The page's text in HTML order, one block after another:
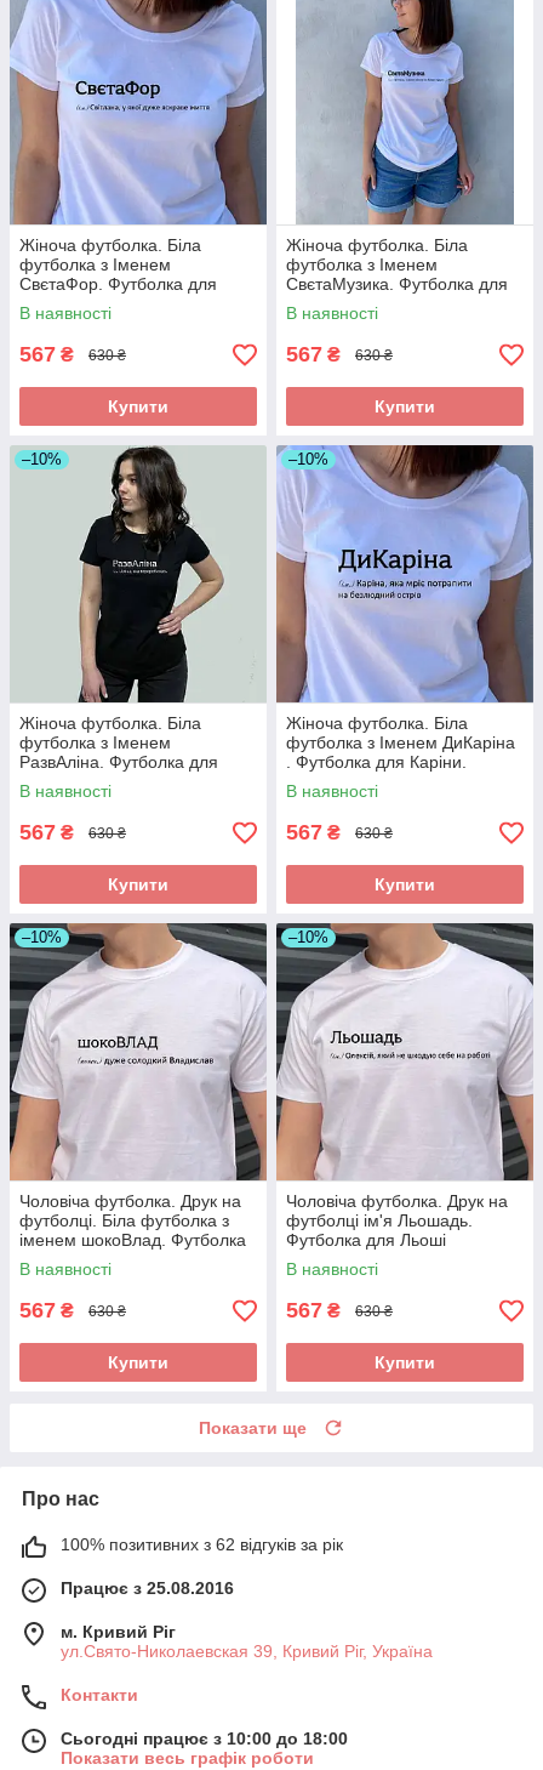
Жіноча футболка. Біла
футболка з Іменем
СвєтаФор. Футболка для
Свєти .
В наявності
567 ₴ 630 ₴
Купити
Жіноча футболка. Біла
футболка з Іменем
СвєтаМузика. Футболка для
Свети .
В наявності
567 ₴ 630 ₴
Купити
–10%
Жіноча футболка. Біла
футболка з Іменем
РазвАліна. Футболка для
Аліни.
В наявності
567 ₴ 630 ₴
Купити
–10%
Жіноча футболка. Біла
футболка з Іменем ДиКаріна
. Футболка для Каріни.
В наявності
567 ₴ 630 ₴
Купити
–10%
Чоловіча футболка. Друк на
футболці. Біла футболка з
іменем шокоВлад. Футболка
для Влада.
В наявності
567 ₴ 630 ₴
Купити
–10%
Чоловіча футболка. Друк на
футболці ім'я Льошадь.
Футболка для Льоші
(Олексія).
В наявності
567 ₴ 630 ₴
Купити
Показати ще
Про нас
100% позитивних з 62 відгуків за рік
Працює з 25.08.2016
м. Кривий Ріг
ул.Свято-Николаевская 39, Кривий Ріг, Україна
Контакти
Сьогодні працює з 10:00 до 18:00
Показати весь графік роботи